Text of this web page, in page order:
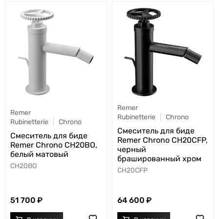
Remer
Rubinetterie
Chrono
Смеситель для биде
Remer Chrono CH20BO,
белый матовый
CH20BO
51 700
Remer
Rubinetterie
Chrono
Смеситель для биде
Remer Chrono CH20CFP,
черный
брашированный хром
CH20CFP
64 600